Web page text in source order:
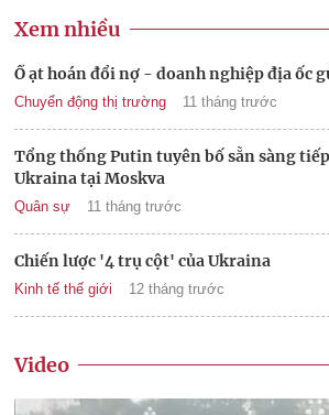
Xem nhiều
Ồ ạt hoán đổi nợ - doanh nghiệp địa ốc
Chuyển động thị trường 11 tháng trước
Tổng thống Putin tuyên bố sẵn sàng
Ukraina tại Moskva
Quân sự 11 tháng trước
Chiến lược '4 trụ cột' của Ukraina
Kinh tế thế giới 12 tháng trước
Video